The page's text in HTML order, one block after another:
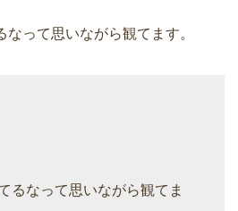
って思いながら観てます。
るなって思いながら観てま